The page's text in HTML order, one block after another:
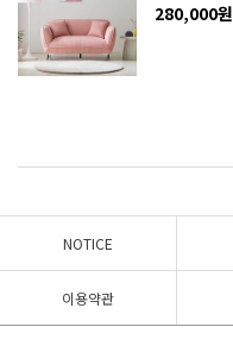
280,000원
NOTICE
이용약관